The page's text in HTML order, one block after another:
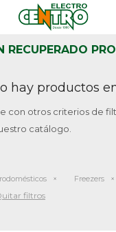
RECUPERADO
hay productos
con otros criterios de
catálogo.
Freezers
filtros